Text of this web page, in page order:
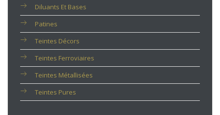
Diluants Et Bases
Patines
Teintes Décors
Teintes Ferroviaires
Teintes Métallisées
Teintes Pures